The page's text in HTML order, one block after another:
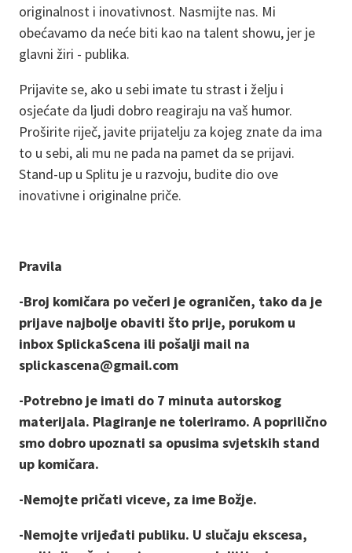
originalnost i inovativnost. Nasmijte nas. Mi
obećavamo da neće biti kao na talent showu, jer je
glavni žiri - publika.
Prijavite se, ako u sebi imate tu strast i želju i
osjećate da ljudi dobro reagiraju na vaš humor.
Proširite riječ, javite prijatelju za kojeg znate da ima
to u sebi, ali mu ne pada na pamet da se prijavi.
Stand-up u Splitu je u razvoju, budite dio ove
inovativne i originalne priče.
Pravila
-Broj komičara po večeri je ograničen, tako da je
prijave najbolje obaviti što prije, porukom u
inbox SplickaScena ili pošalji mail na
splickascena@gmail.com
-Potrebno je imati do 7 minuta autorskog
materijala. Plagiranje ne toleriramo. A poprilično
smo dobro upoznati sa opusima svjetskih stand
up komičara.
-Nemojte pričati viceve, za ime Božje.
-Nemojte vrijeđati publiku. U slučaju ekscesa,